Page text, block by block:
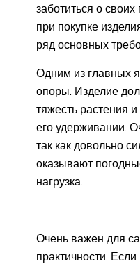
заботиться о своих
при покупке
ряд основных
Одним из главных
опоры. Изделие
тяжесть растения
его удерживании.
так как довольно
оказывают
нагрузка.
Очень важен для
практичности.